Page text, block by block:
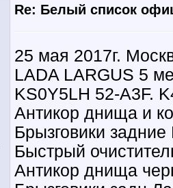
Re: Белый список
25 мая 2017г.
LADA LARGUS 5
KS0Y5LH 52-A3F.
Антикор днища и
Брызговики
Быстрый
Антикор днища